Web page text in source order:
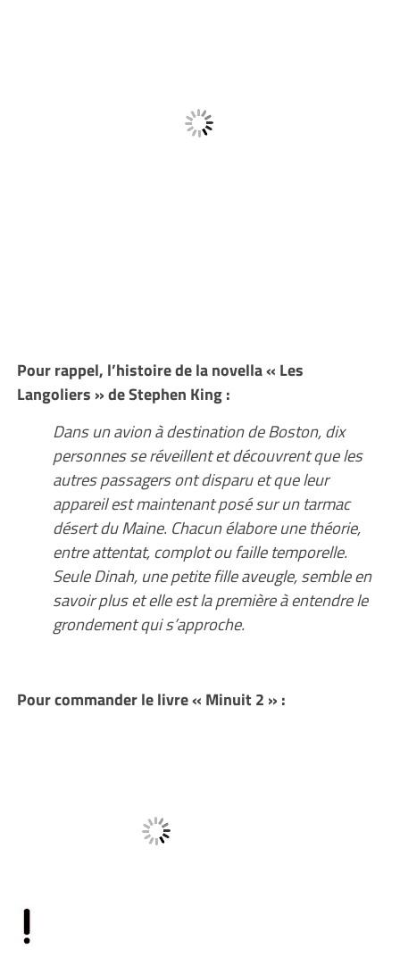
Pour rappel, l’histoire de la novella « Les
Langoliers » de Stephen King :
Dans un avion à destination de Boston, dix
personnes se réveillent et découvrent que les
autres passagers ont disparu et que leur
appareil est maintenant posé sur un tarmac
désert du Maine. Chacun élabore une théorie,
entre attentat, complot ou faille temporelle.
Seule Dinah, une petite fille aveugle, semble en
savoir plus et elle est la première à entendre le
grondement qui s’approche.
Pour commander le livre « Minuit 2 » :